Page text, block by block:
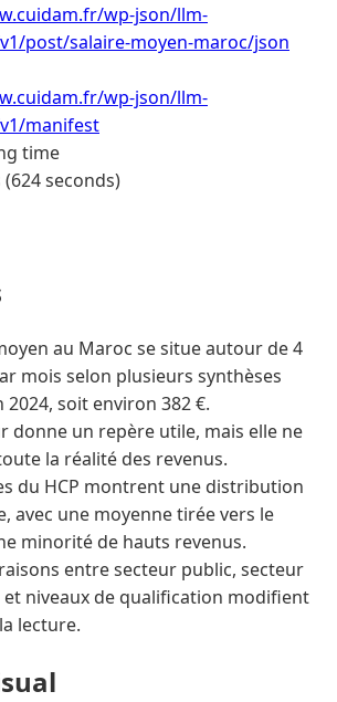
wp-json/llm-
post/salaire-moyen-maroc/json
wp-json/llm-
manifest
time
seconds)
au Maroc se situe autour de 4
mois selon plusieurs synthèses
2024, soit environ 382 €.
donne un repère utile, mais elle ne
la réalité des revenus.
du HCP montrent une distribution
avec une moyenne tirée vers le
minorité de hauts revenus.
entre secteur public, secteur
et niveaux de qualification modifient
lecture.